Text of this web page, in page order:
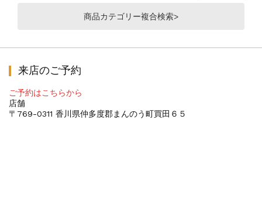
商品カテゴリー複合検索>
来店のご予約
ご予約はこちらから
店舗
〒769-0311 香川県仲多度郡まんのう町買田６５